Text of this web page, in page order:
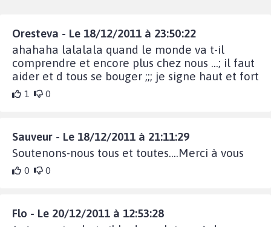
Oresteva - Le 18/12/2011 à 23:50:22
ahahaha lalalala quand le monde va t-il
comprendre et encore plus chez nous ...; il faut
aider et d tous se bouger ;;; je signe haut et fort
1 0
Sauveur - Le 18/12/2011 à 21:11:29
Soutenons-nous tous et toutes....Merci à vous
0 0
Flo - Le 20/12/2011 à 12:53:28